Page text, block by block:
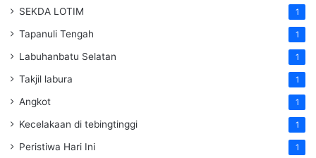
SEKDA LOTIM 1
Tapanuli Tengah 1
Labuhanbatu Selatan 1
Takjil labura 1
Angkot 1
Kecelakaan di tebingtinggi 1
Peristiwa Hari Ini 1